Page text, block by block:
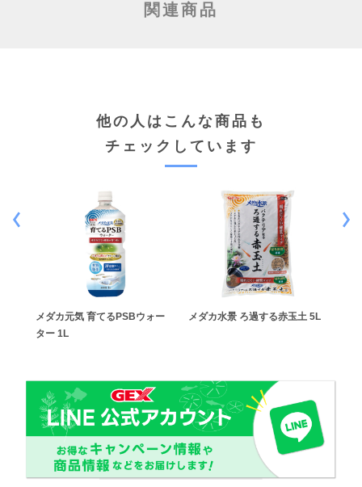
関連商品
他の人はこんな商品も
チェックしています
メダカ元気 育てるPSBウォー
ター 1L
メダカ水景 ろ過する赤玉土 5L